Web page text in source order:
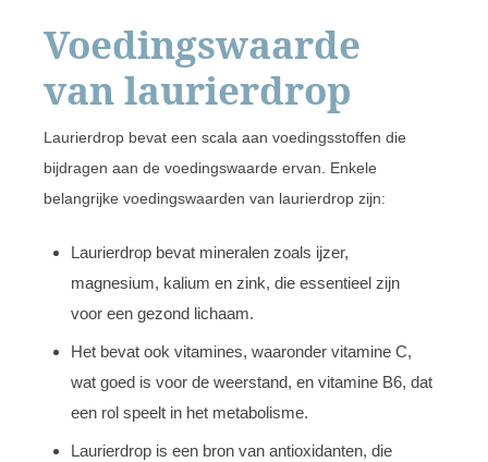
Voedingswaarde
van laurierdrop
Laurierdrop bevat een scala aan voedingsstoffen die
bijdragen aan de voedingswaarde ervan. Enkele
belangrijke voedingswaarden van laurierdrop zijn:
Laurierdrop bevat mineralen zoals ijzer,
magnesium, kalium en zink, die essentieel zijn
voor een gezond lichaam.
Het bevat ook vitamines, waaronder vitamine C,
wat goed is voor de weerstand, en vitamine B6, dat
een rol speelt in het metabolisme.
Laurierdrop is een bron van antioxidanten, die